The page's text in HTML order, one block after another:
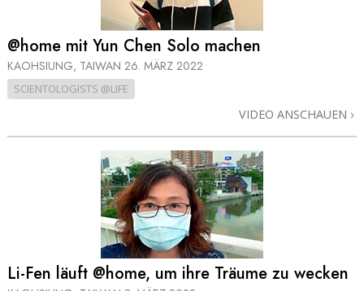
@home mit Yun Chen Solo machen
KAOHSIUNG, TAIWAN 26. MÄRZ 2022
SCIENTOLOGISTS @LIFE
VIDEO ANSCHAUEN
Li-Fen läuft @home, um ihre Träume zu wecken